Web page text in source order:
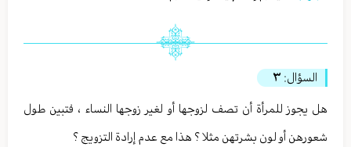
السؤال: ٣
هل يجوز للمرأة أن تصف لزوجها أو لغير زوجها النساء ، فتبين طول
شعورهن أو لون بشرتهن مثلا ؟ هذا مع عدم إرادة التزويج ؟